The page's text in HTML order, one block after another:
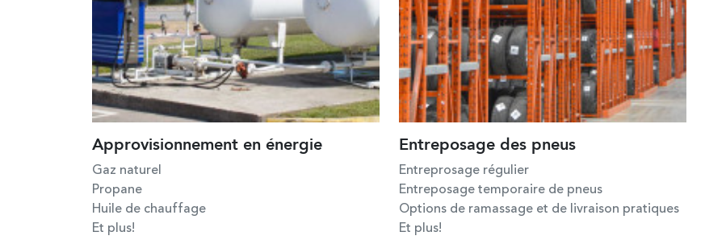
Approvisionnement en énergie
Gaz naturel
Propane
Huile de chauffage
Et plus!
Entreposage des pneus
Entreprosage régulier
Entreposage temporaire de pneus
Options de ramassage et de livraison pratiques
Et plus!